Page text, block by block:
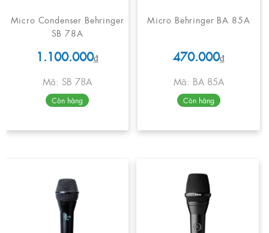
Micro Condenser Behringer
SB 78A
1.100.000₫
Mã: SB 78A
Còn hàng
Micro Behringer BA 85A
470.000₫
Mã: BA 85A
Còn hàng